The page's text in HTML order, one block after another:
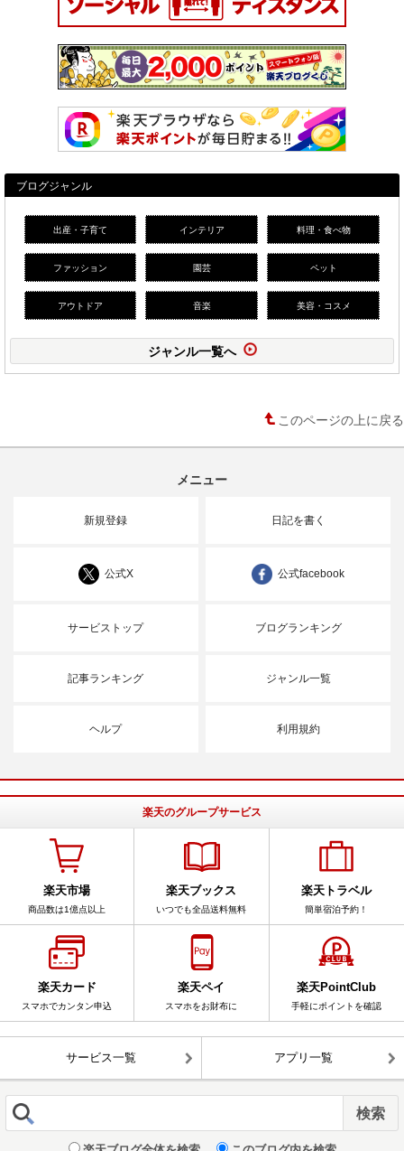
ブログジャンル
出産・子育て インテリア 料理・食べ物
ファッション 園芸 ペット
アウトドア 音楽 美容・コスメ
ジャンル一覧へ
このページの上に戻る
メニュー
新規登録 日記を書く
公式X 公式facebook
サービストップ ブログランキング
記事ランキング ジャンル一覧
ヘルプ 利用規約
楽天のグループサービス
楽天市場
商品数は1億点以上
楽天ブックス
いつでも全品送料無料
楽天トラベル
簡単宿泊予約！
楽天カード
スマホでカンタン申込
楽天ペイ
スマホをお財布に
楽天PointClub
手軽にポイントを確認
サービス一覧 アプリ一覧